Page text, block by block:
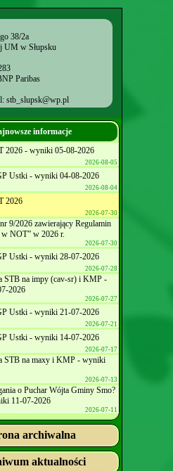
38/2a
UM w Słupsku
Paribas
stb_slupsk@wp.pl
informacje
2026 - wyniki 05-08-2026
2026-08-05
Ustki - wyniki 04-08-2026
2026-08-04
2026
2026-07-30
9/2026 zawierający Regulamin
NOT” w 2026 r.
2026-07-30
Ustki - wyniki 28-07-2026
2026-07-28
STB na impy (cav-sr) i KMP -
2026
2026-07-27
Ustki - wyniki 21-07-2026
2026-07-21
Ustki - wyniki 14-07-2026
2026-07-17
STB na maxy i KMP - wyniki
2026-07-13
o Puchar Wójta Gminy Smo?
11-07-2026
2026-07-11
archiwalna
aktualności